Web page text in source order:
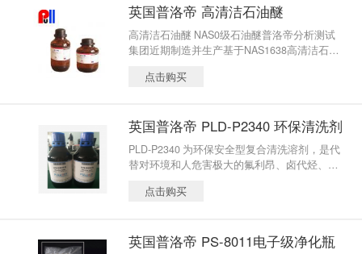
释，只需耗时很少的浓度微调，即可直接应用
于激光微粒计数仪。
英国普洛帝 高清洁石油醚
高清洁石油醚 NAS0级石油醚普洛帝分析测试
集团近期制造并生产基于NAS1638高清洁石油
需的清洁溶剂要求， 高清洁等级可达到美国宇
测设备、颗粒度瓶等的清洗，避免人为的二次
点击购买
英国普洛帝 PLD-P2340 环保清洗剂
PLD-P2340 为环保安全型复合清洗溶剂，是代
替对环境和人危害极大的氟利昂、卤代烃、石
性。对金属无腐蚀，可满足诸多领域的零部件
点击购买
英国普洛帝 PS-8011电子级净化瓶